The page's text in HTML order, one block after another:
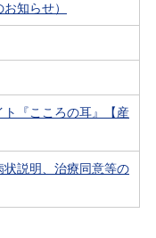
知らせ）
『こころの耳』【産
説明、治療同意等の